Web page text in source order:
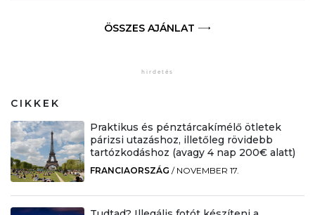
ÖSSZES AJÁNLAT
CIKKEK
Praktikus és pénztárcakímélő ötletek
párizsi utazáshoz, illetőleg rövidebb
tartózkodáshoz (avagy 4 nap 200€ alatt)
FRANCIAORSZÁG / NOVEMBER 17.